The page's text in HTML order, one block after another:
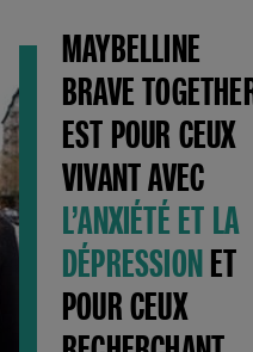
MAYBELLINE
BRAVE
EST POUR CEUX
VIVANT AVEC
L’ANXIÉTÉ ET LA
DÉPRESSIONET
POUR CEUX